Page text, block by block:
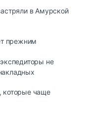
в Амурской
прежним
не
которые чаще